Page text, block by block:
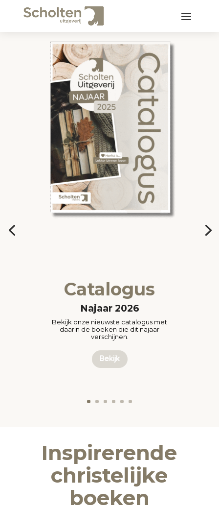
Catalogus
Najaar 2026
Bekijk onze nieuwste catalogus met
daarin de boeken die dit najaar
verschijnen.
Bekijk
Inspirerende
christelijke
boeken